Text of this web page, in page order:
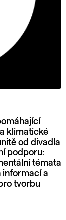
klimatické
od divadla
podporu:
témata
informací a
tvorbu